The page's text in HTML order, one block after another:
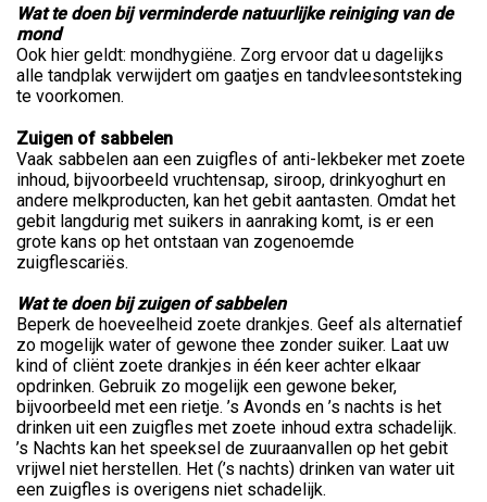
Wat te doen bij verminderde natuurlijke reiniging van de
mond
Ook hier geldt: mondhygiëne. Zorg ervoor dat u dagelijks
alle tandplak verwijdert om gaatjes en tandvleesontsteking
te voorkomen.
Zuigen of sabbelen
Vaak sabbelen aan een zuigfles of anti-lekbeker met zoete
inhoud, bijvoorbeeld vruchtensap, siroop, drinkyoghurt en
andere melkproducten, kan het gebit aantasten. Omdat het
gebit langdurig met suikers in aanraking komt, is er een
grote kans op het ontstaan van zogenoemde
zuigflescariës.
Wat te doen bij zuigen of sabbelen
Beperk de hoeveelheid zoete drankjes. Geef als alternatief
zo mogelijk water of gewone thee zonder suiker. Laat uw
kind of cliënt zoete drankjes in één keer achter elkaar
opdrinken. Gebruik zo mogelijk een gewone beker,
bijvoorbeeld met een rietje. ’s Avonds en ’s nachts is het
drinken uit een zuigfles met zoete inhoud extra schadelijk.
’s Nachts kan het speeksel de zuuraanvallen op het gebit
vrijwel niet herstellen. Het (’s nachts) drinken van water uit
een zuigfles is overigens niet schadelijk.